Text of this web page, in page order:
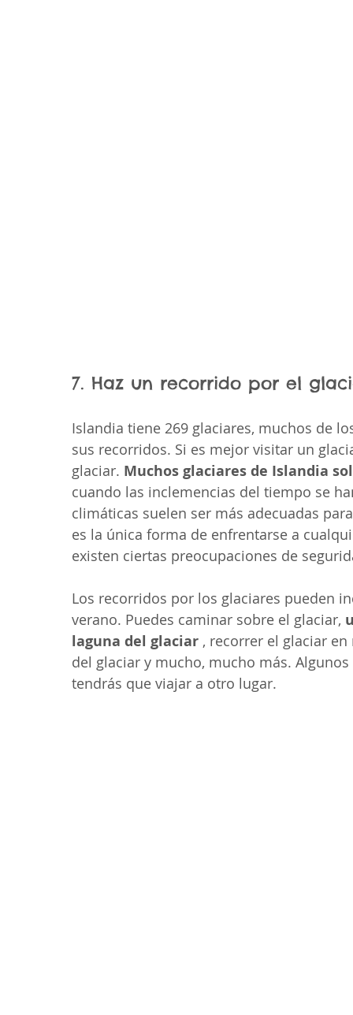
7. Haz un recorrido por el
Islandia tiene 269 glaciares, muchos de
sus recorridos. Si es mejor visitar un
glaciar. Muchos glaciares de Islandia
cuando las inclemencias del tiempo se
climáticas suelen ser más adecuadas
es la única forma de enfrentarse a
existen ciertas preocupaciones de
Los recorridos por los glaciares pueden
verano. Puedes caminar sobre el glaciar,
laguna del glaciar , recorrer el glaciar
del glaciar y mucho, mucho más.
tendrás que viajar a otro lugar.